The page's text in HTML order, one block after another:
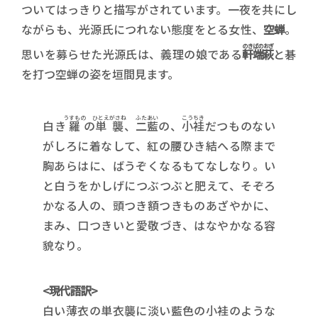
ついてはっきりと描写がされています。一夜を共にし
ながらも、光源氏につれない態度をとる女性、 空蝉。
思いを募らせた光源氏は、義理の娘である軒端萩
のきばのおぎと碁
を打つ空蝉の姿を垣間見ます。
白き羅
うすものの単襲
ひとえがさね、 二藍
ふたあいの、 小袿
こうちき だつものない
がしろに着なして、紅の腰ひき結へる際まで
胸あらはに、ばうぞくなるもてなしなり。い
と白うをかしげにつぶつぶと肥えて、そぞろ
かなる人の、頭つき額つきものあざやかに、
まみ、口つきいと愛敬づき、はなやかなる容
貌なり。
<現代語訳>
白い薄衣の単衣襲に淡い藍色の小袿のような